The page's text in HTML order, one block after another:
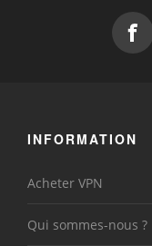
INFORMATION
Acheter VPN
Qui sommes-nous ?